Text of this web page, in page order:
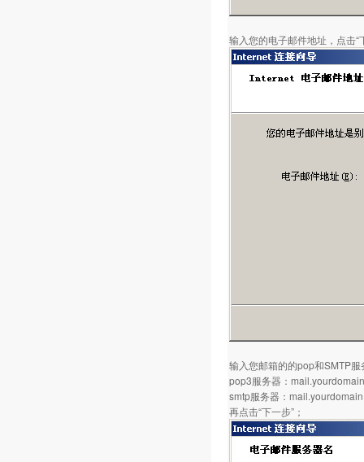
输入您的电子邮件地址，点击“
输入您邮箱的的pop和SMTP服
pop3服务器：
smtp服务器：
再点击“下一步”；